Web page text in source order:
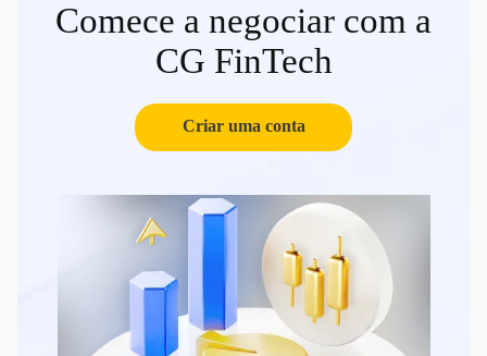
Comece a negociar com a
CG FinTech
Criar uma conta